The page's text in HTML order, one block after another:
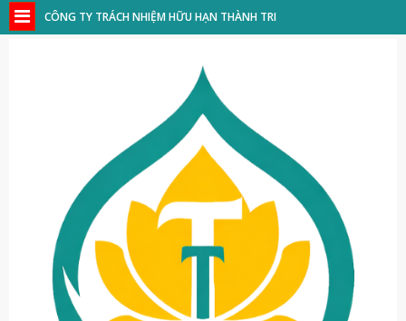
CÔNG TY TRÁCH NHIỆM HỮU HẠN THÀNH TRI